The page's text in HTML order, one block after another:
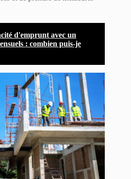
d'emprunt avec un
: combien puis-je